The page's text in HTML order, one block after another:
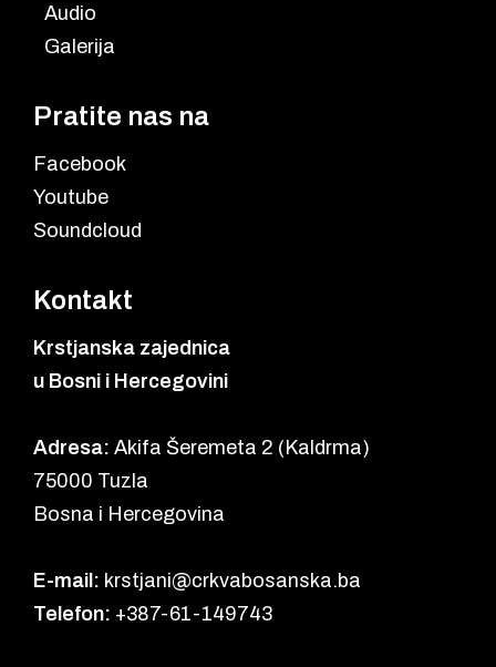
Audio
Galerija
Pratite nas na
Facebook
Youtube
Soundcloud
Kontakt
Krstjanska zajednica
u Bosni i Hercegovini
Adresa: Akifa Šeremeta 2 (Kaldrma)
75000 Tuzla
Bosna i Hercegovina
E-mail: krstjani@crkvabosanska.ba
Telefon: +387-61-149743